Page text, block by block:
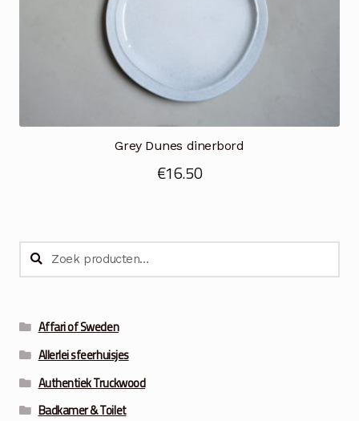
Grey Dunes dinerbord
€16.50
Zoeken
naar:
Zoeken
Affari of Sweden
Allerlei sfeerhuisjes
Authentiek Truckwood
Badkamer & Toilet